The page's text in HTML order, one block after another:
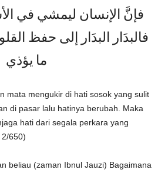
فإنَّ الإنسان ليمشي في
فالبدَار البدَار إلى حفظ
ما يؤذي
mata mengukir di hati sosok yang sulit
di pasar lalu hatinya berubah. Maka
hati dari segala perkara yang
2/650)
beliau (zaman Ibnul Jauzi) Bagaimana